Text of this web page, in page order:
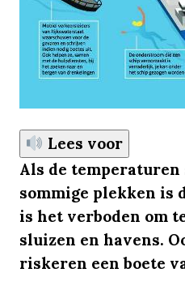
Lees voor
Als de
sommige plekken is
is het verboden om
sluizen en havens.
riskeren een boete